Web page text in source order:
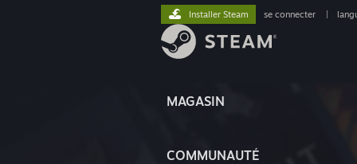
MAGASIN
COMMUNAUTÉ
Installer Steam se connecter